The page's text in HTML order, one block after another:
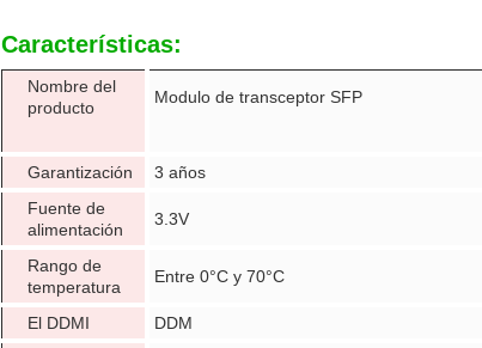
Características:
Nombre del
producto
Modulo de transceptor SFP
Garantización
3 años
Fuente de
alimentación
3.3V
Rango de
temperatura
Entre 0°C y 70°C
El DDMI
DDM